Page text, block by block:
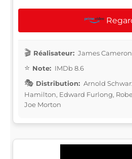
Réalisateur: James Cameron
Note: IMDb 8.6
Distribution: Arnold
Hamilton, Edward Furlong,
Joe Morton